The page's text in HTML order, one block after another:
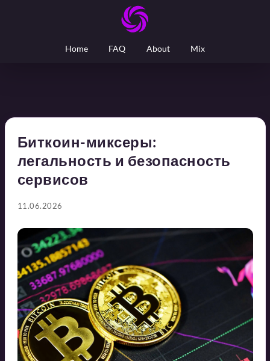
Home FAQ About Mix
Биткоин-миксеры:
легальность и безопасность
сервисов
11.06.2026